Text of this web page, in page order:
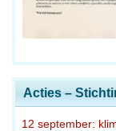
Acties –
12 september: